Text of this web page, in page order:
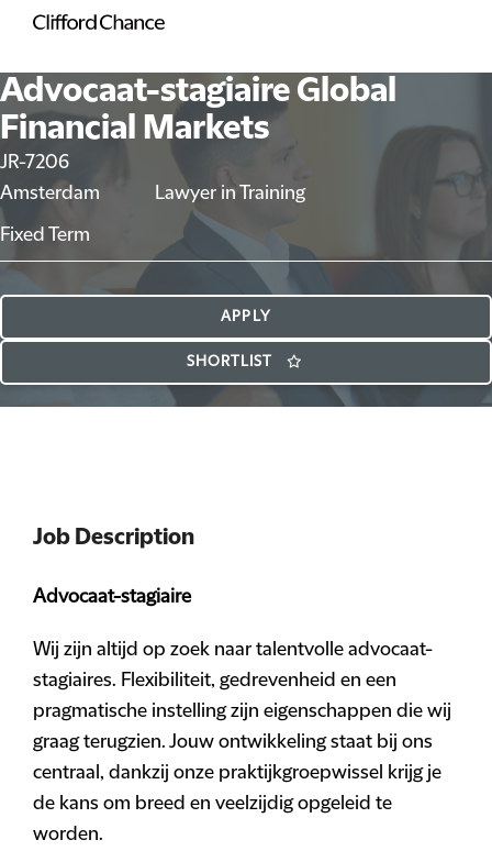
Advocaat-stagiaire Global
Financial Markets
JR-7206
Amsterdam
Lawyer in Training
Fixed Term
APPLY
SHORTLIST
Job Description
Advocaat-stagiaire
Wij zijn altijd op zoek naar talentvolle advocaat-
stagiaires. Flexibiliteit, gedrevenheid en een
pragmatische instelling zijn eigenschappen die wij
graag terugzien. Jouw ontwikkeling staat bij ons
centraal, dankzij onze praktijkgroepwissel krijg je
de kans om breed en veelzijdig opgeleid te
worden.